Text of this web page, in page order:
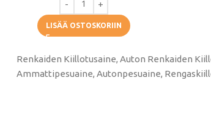
LISÄÄ OSTOSKORIIN
Renkaiden Kiillotusaine, Auton Renkaiden
Ammattipesuaine, Autonpesuaine,